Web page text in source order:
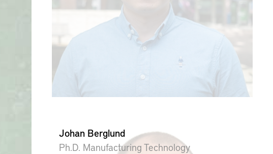
Johan Berglund
Ph.D. Manufacturing Technology